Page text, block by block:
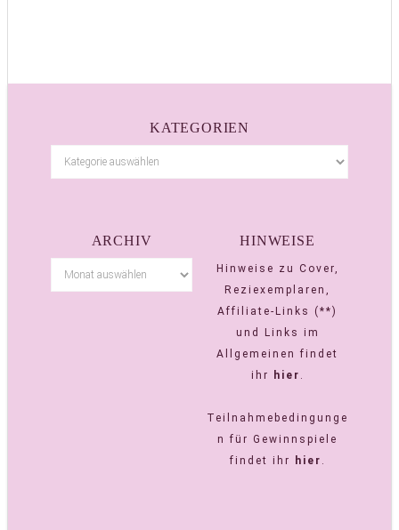
KATEGORIEN
ARCHIV HINWEISE
Hinweise zu Cover,
Reziexemplaren,
Affiliate-Links (**)
und Links im
Allgemeinen findet
ihr
hier
Teilnahmebedingunge
n für Gewinnspiele
findet ihr
hier